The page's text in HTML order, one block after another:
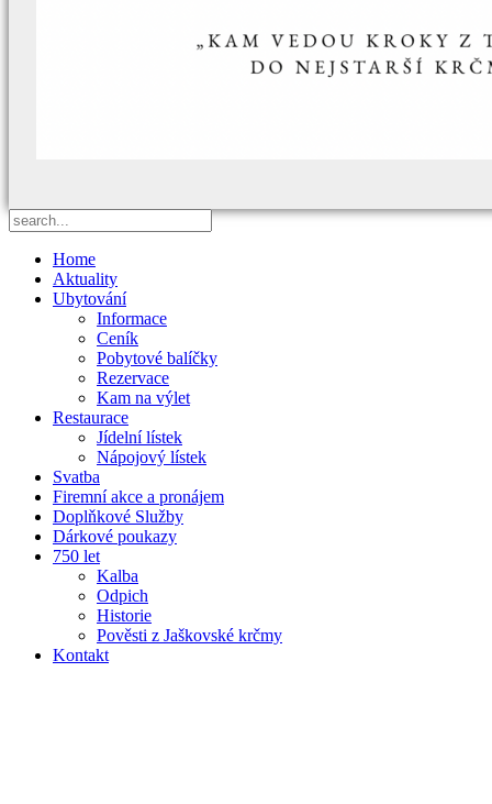
Home
Aktuality
Ubytování
Informace
Ceník
Pobytové balíčky
Rezervace
Kam na výlet
Restaurace
Jídelní lístek
Nápojový lístek
Svatba
Firemní akce a pronájem
Doplňkové Služby
Dárkové poukazy
750 let
Kalba
Odpich
Historie
Pověsti z Jaškovské krčmy
Kontakt